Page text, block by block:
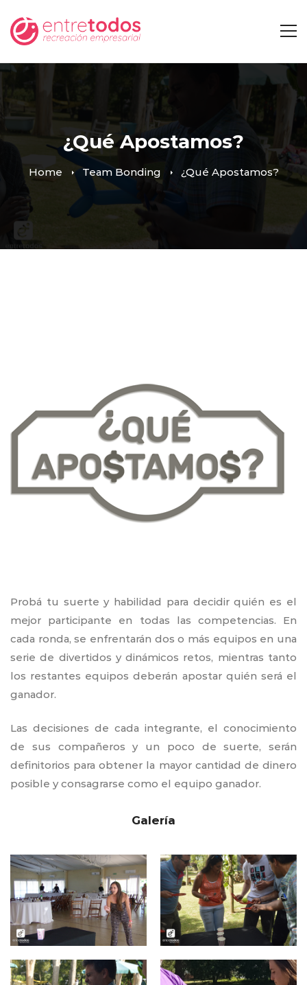
¿Qué Apostamos?
Home Team Bonding ¿Qué Apostamos?
Probá tu suerte y habilidad para decidir quién es el
mejor participante en todas las competencias. En
cada ronda, se enfrentarán dos o más equipos en una
serie de divertidos y dinámicos retos, mientras tanto
los restantes equipos deberán apostar quién será el
ganador.
Las decisiones de cada integrante, el conocimiento
de sus compañeros y un poco de suerte, serán
definitorios para obtener la mayor cantidad de dinero
posible y consagrarse como el equipo ganador.
Galería